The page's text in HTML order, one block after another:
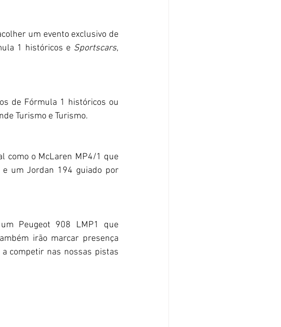
um evento exclusivo de
1 históricos e Sportscars,
Turismo e Turismo.
como o McLaren MP4/1 que
e um Jordan 194 guiado por
Peugeot 908 LMP1 que
irão marcar presença
competir nas nossas pistas